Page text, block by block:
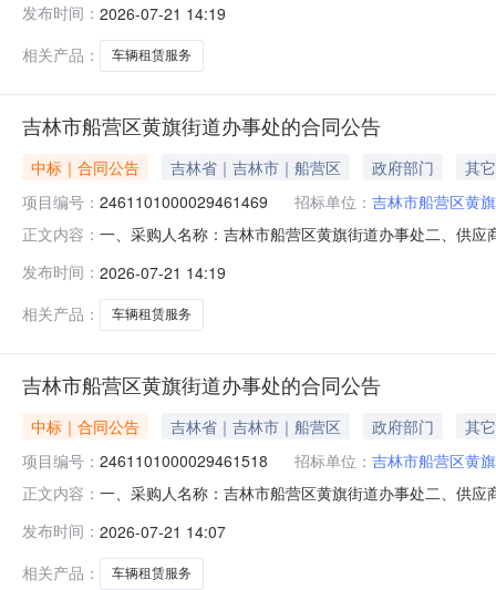
机械租赁服务详见附件次1.0016001600服务要求或标的
发布时间： 2026-07-21 14:19
相关产品：
车辆租赁服务
吉林市船营区黄旗街道办事处的合同公告
中标｜合同公告 吉林省｜吉林市｜船营区 政府部门
其它
项目编号： 2461101000029461469 招标单位： 吉林市船营区黄
正文内容： 一、采购人名称：吉林市船营区黄旗街道办事处二、供
机械租赁服务详见附件次1.00600600服务要求或标的基
发布时间： 2026-07-21 14:19
相关产品：
车辆租赁服务
吉林市船营区黄旗街道办事处的合同公告
中标｜合同公告 吉林省｜吉林市｜船营区 政府部门
其它
项目编号： 2461101000029461518 招标单位： 吉林市船营区黄
正文内容： 一、采购人名称：吉林市船营区黄旗街道办事处二、供
机械租赁服务详见附件次1.00600600服务要求或标的基
发布时间： 2026-07-21 14:07
相关产品：
车辆租赁服务